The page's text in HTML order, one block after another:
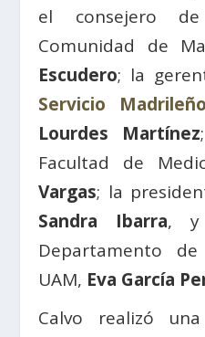
el consejero
Comunidad de
Escudero; la
Servicio
Lourdes Martínez
Facultad de
Vargas; la
Sandra Ibarra, y
Departamento
UAM, Eva García
Calvo realizó